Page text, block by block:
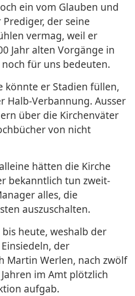
ein vom Glauben und
der seine
vermag, weil er
Jahr alten Vorgänge in
für uns bedeuten.
könnte er Stadien füllen,
Halb-Verbannung. Ausser
über die Kirchenväter
von nicht
hätten die Kirche
bekanntlich tun zweit-
alles, die
auszuschalten.
heute, weshalb der
der
Martin Werlen, nach zwölf
im Amt plötzlich
aufgab.